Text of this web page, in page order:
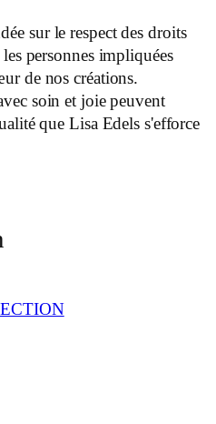
sur le respect des droits
personnes impliquées
de nos créations.
soin et joie peuvent
que Lisa Edels s'efforce